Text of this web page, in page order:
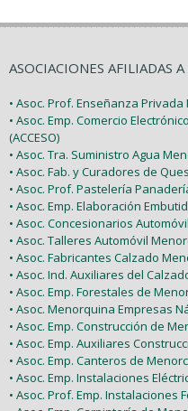
ASOCIACIONES AFILIADAS
• Asoc. Prof. Enseñanza Privada
• Asoc. Emp. Comercio
(ACCESO)
• Asoc. Tra. Suministro Agua
• Asoc. Fab. y Curadores de
• Asoc. Prof. Pastelería
• Asoc. Emp. Elaboración
• Asoc. Concesionarios
• Asoc. Talleres Automóvil
• Asoc. Fabricantes Calzado
• Asoc. Ind. Auxiliares del
• Asoc. Emp. Forestales de
• Asoc. Menorquina Empresas
• Asoc. Emp. Construcción de
• Asoc. Emp. Auxiliares
• Asoc. Emp. Canteros de
• Asoc. Emp. Instalaciones
• Asoc. Prof. Emp. Instalaciones